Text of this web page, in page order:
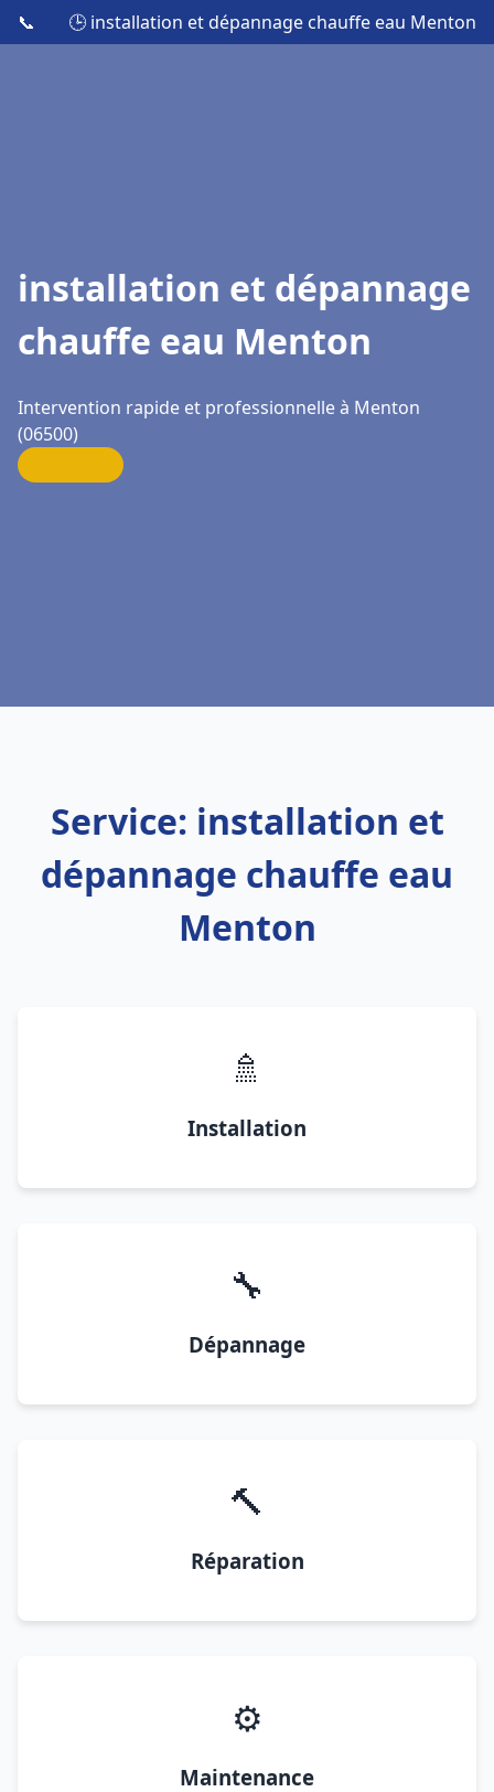
📞 🕒 installation et dépannage chauffe eau Menton
installation et dépannage
chauffe eau Menton
Intervention rapide et professionnelle à Menton
(06500)
Service: installation et
dépannage chauffe eau
Menton
🚿
Installation
🔧
Dépannage
🔨
Réparation
⚙️
Maintenance